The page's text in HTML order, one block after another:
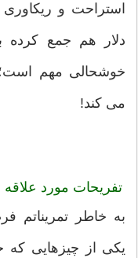
استراحت و
دلار هم جمع کرده
خوشحالی مهم
می کند!
تفریحات مورد علاقه
به خاطر تمریناتم
یکی از چیزهایی که